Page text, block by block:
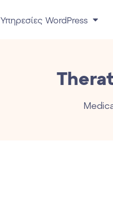
Υπηρεσίες WordPress